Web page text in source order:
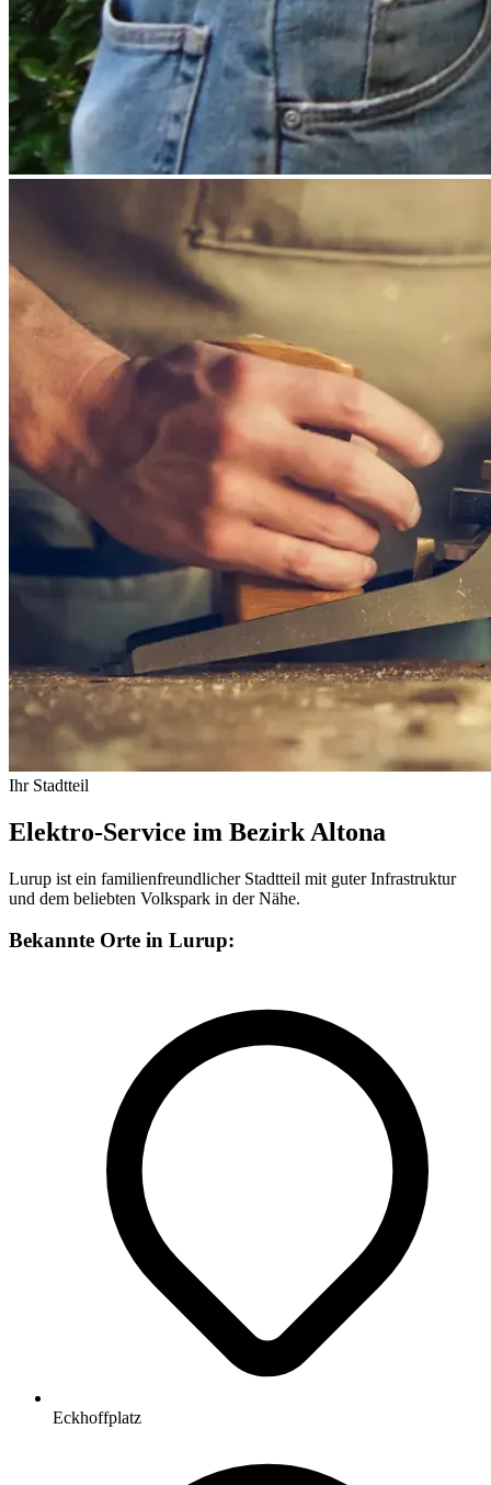
Ihr Stadtteil
Elektro-Service im Bezirk Altona
Lurup ist ein familienfreundlicher Stadtteil mit guter Infrastruktur
und dem beliebten Volkspark in der Nähe.
Bekannte Orte in Lurup:
Eckhoffplatz